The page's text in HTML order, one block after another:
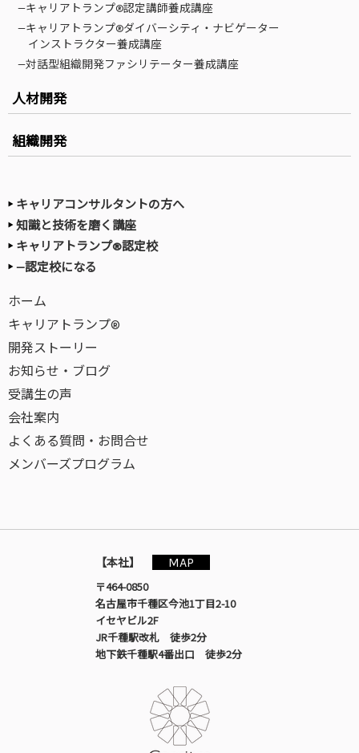
—キャリアトランプ®認定講師養成講座
—キャリアトランプ®ダイバーシティ・ナビゲーター
インストラクター養成講座
—対話型組織開発ファシリテーター養成講座
人材開発
組織開発
キャリアコンサルタントの方へ
知識と技術を磨く講座
キャリアトランプ®認定校
—認定校になる
ホーム
キャリアトランプ®
開発ストーリー
お知らせ・ブログ
受講生の声
会社案内
よくある質問・お問合せ
メンバーズプログラム
【本社】
MAP
〒464-0850
名古屋市千種区今池1丁目2-10
イセヤビル2F
JR千種駅改札 徒歩2分
地下鉄千種駅4番出口 徒歩2分